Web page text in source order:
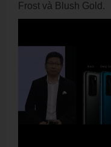
Frost và Blush Gold.